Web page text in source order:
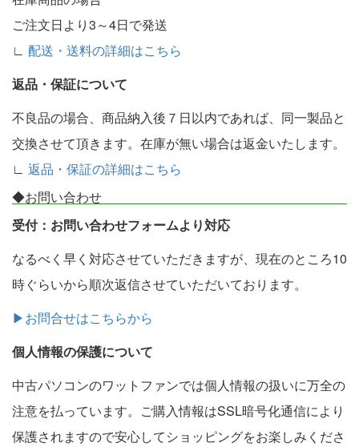
ご注文日より3～4日で発送
∟ 配送・送料の詳細はこちら
返品・保証について
不良品の場合、商品納入後７日以内であれば、同一製品と
交換させて頂きます。在庫が無い場合は返金いたします。
∟ 返品・保証の詳細はこちら
◆お問い合わせ
受付：お問い合わせフォームより対応
なるべく早く対応させていただきますが、現在のところ10
時ぐらいから順次返信させていただいております。
▶お問合せはこちらから
個人情報の保護について
中古パソコンのワットファンでは個人情報の扱いに万全の
注意を払っています。ご購入情報はSSL暗号化通信により
保護されますので安心してショッピングをお楽しみくださ